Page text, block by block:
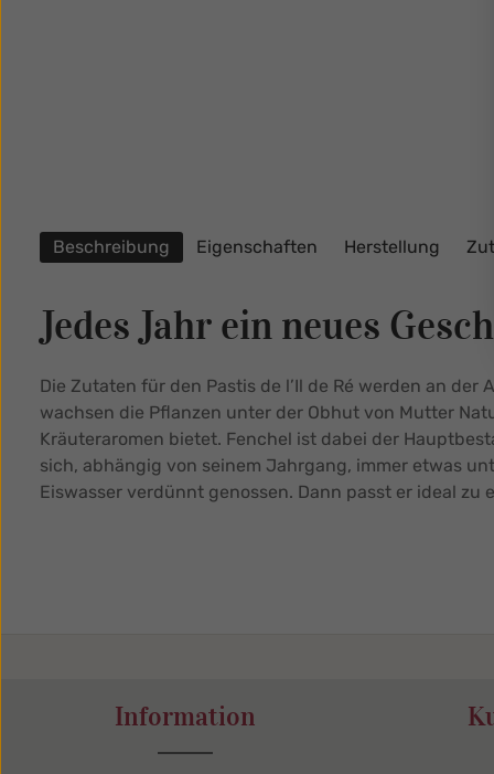
Beschreibung Eigenschaften Herstellung
Jedes Jahr ein neues
Die Zutaten für den Pastis de l’Il de Ré werden an
wachsen die Pflanzen unter der Obhut von Mutter
Kräuteraromen bietet. Fenchel ist dabei der
sich, abhängig von seinem Jahrgang, immer etwas
Eiswasser verdünnt genossen. Dann passt er ideal
Information